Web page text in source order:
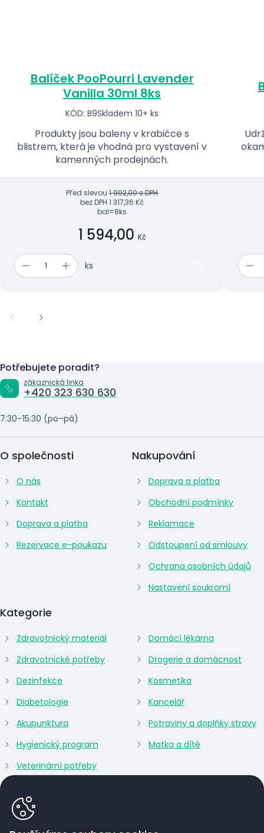
Balíček PooPourri Lavender
Vanilla 30ml 8ks
KÓD: B9Skladem 10+ ks
Produkty jsou baleny v krabičce s
blistrem, která je vhodná pro vystavení v
kamenných prodejnách.
Před slevou 1 992,00 s DPH
bez DPH 1 317,36 Kč
bal=8ks
1 594,00 Kč
ks
Potřebujete poradit?
zákaznická linka
+420 323 630 630
7:30–15:30 (po–pá)
O společnosti
O nás
Kontakt
Doprava a platba
Rezervace e-poukazu
Kategorie
Zdravotnický materiál
Zdravotnické potřeby
Dezinfekce
Diabetologie
Akupunktura
Hygienický program
Veterinární potřeby
Domácí lékárna
Drogerie a domácnost
Kosmetika
Kancelář
Potraviny a doplňky stravy
Matka a dítě
Nakupování
Doprava a platba
Obchodní podmínky
Reklamace
Odstoupení od smlouvy
Ochrana osobních údajů
Nastavení soukromí